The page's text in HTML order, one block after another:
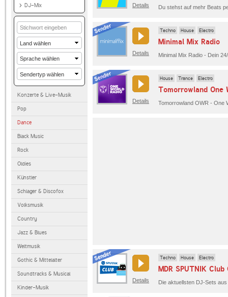
DJ-Mix
Konzerte & Live-Musik
Pop
Dance
Black Music
Rock
Oldies
Künstler
Schlager & Discofox
Volksmusik
Country
Jazz & Blues
Weltmusik
Gothic & Mittelalter
Soundtracks & Musical
Kinder-Musik
Details
Details
Techno House Electro
Minimal Mix Radio
Details
House Trance Electro
Tomorrowland One
Tomorrowland OWR - One
Details
Techno House Electro
MDR SPUTNIK Club
Die aktuellsten DJ-Sets